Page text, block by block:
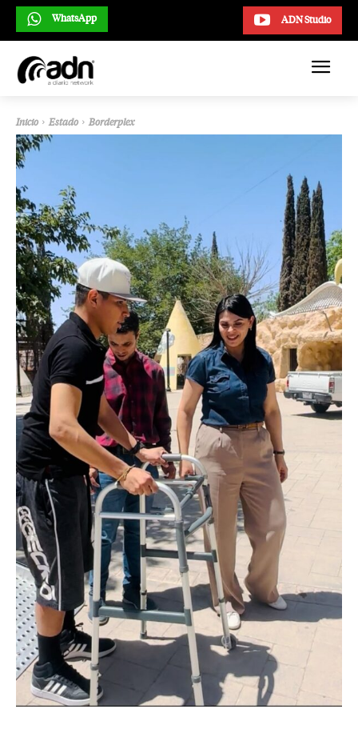
ADN Studio
WhatsApp
Inicio Estado Borderplex